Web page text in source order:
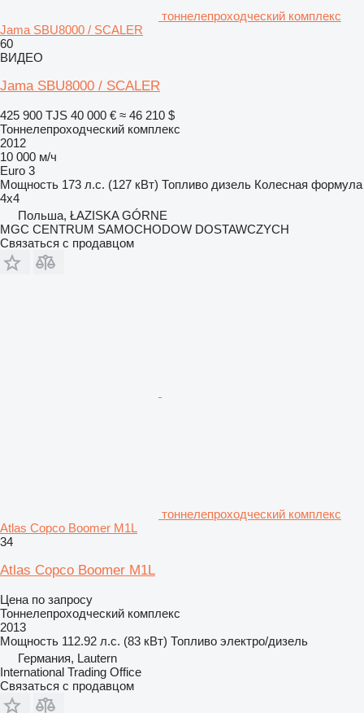
тоннелепроходческий комплекс
Jama SBU8000 / SCALER
60
ВИДЕО
Jama SBU8000 / SCALER
425 900 TJS 40 000 € ≈ 46 210 $
Тоннелепроходческий комплекс
2012
10 000 м/ч
Euro 3
Мощность 173 л.с. (127 кВт) Топливо дизель Колесная формула
4x4
Польша, ŁAZISKA GÓRNE
MGC CENTRUM SAMOCHODOW DOSTAWCZYCH
Связаться с продавцом
тоннелепроходческий комплекс
Atlas Copco Boomer M1L
34
Atlas Copco Boomer M1L
Цена по запросу
Тоннелепроходческий комплекс
2013
Мощность 112.92 л.с. (83 кВт) Топливо электро/дизель
Германия, Lautern
International Trading Office
Связаться с продавцом